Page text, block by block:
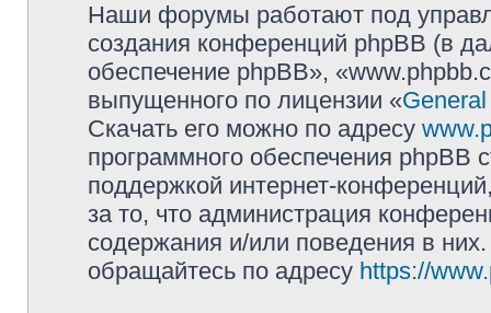
Наши форумы работают под
создания конференций phpBB (в
обеспечение phpBB»,
выпущенного по лицензии «
Скачать его можно по адресу
программного обеспечения phpBB
поддержкой интернет-
за то, что администрация
содержания и/или поведения в
обращайтесь по адресу https://